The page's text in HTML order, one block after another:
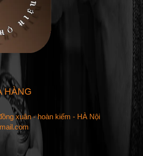
HÀNG
xuân - hoàn kiếm - HÀ Nội